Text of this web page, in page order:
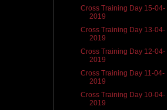
Cross Training Day 15-04-
2019
Cross Training Day 13-04-
2019
Cross Training Day 12-04-
2019
Cross Training Day 11-04-
2019
Cross Training Day 10-04-
2019